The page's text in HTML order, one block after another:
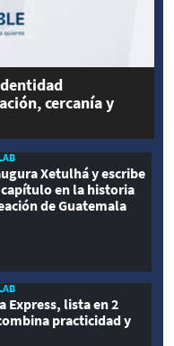
cercanía y
Xetulhá y escribe
en la historia
de Guatemala
Express, lista en 2
practicidad y